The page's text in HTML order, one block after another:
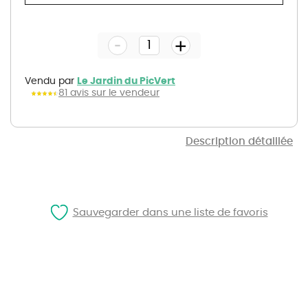
Description détaillée
gallery
Vendu par Le Jardin du PicVert
81 avis sur le vendeur
- +
Sauvegarder dans une liste de favoris